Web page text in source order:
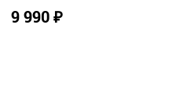
9 990 ₽